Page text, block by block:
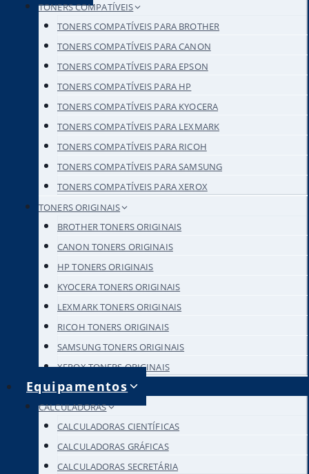
TONERS COMPATÍVEIS
TONERS COMPATÍVEIS PARA BROTHER
TONERS COMPATÍVEIS PARA CANON
TONERS COMPATÍVEIS PARA EPSON
TONERS COMPATÍVEIS PARA HP
TONERS COMPATÍVEIS PARA KYOCERA
TONERS COMPATÍVEIS PARA LEXMARK
TONERS COMPATÍVEIS PARA RICOH
TONERS COMPATÍVEIS PARA SAMSUNG
TONERS COMPATÍVEIS PARA XEROX
TONERS ORIGINAIS
BROTHER TONERS ORIGINAIS
CANON TONERS ORIGINAIS
HP TONERS ORIGINAIS
KYOCERA TONERS ORIGINAIS
LEXMARK TONERS ORIGINAIS
RICOH TONERS ORIGINAIS
SAMSUNG TONERS ORIGINAIS
XEROX TONERS ORIGINAIS
Equipamentos
CALCULADORAS
CALCULADORAS CIENTÍFICAS
CALCULADORAS GRÁFICAS
CALCULADORAS SECRETÁRIA